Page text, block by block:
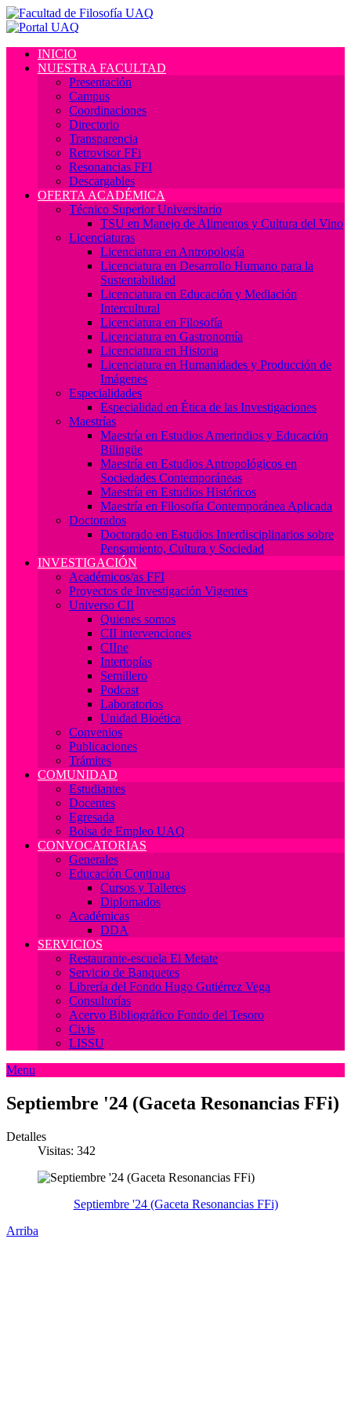
INICIO
NUESTRA FACULTAD
Presentación
Campus
Coordinaciones
Directorio
Transparencia
Retrovisor FFi
Resonancias FFI
Descargables
OFERTA ACADÉMICA
Técnico Superior Universitario
TSU en Manejo de Alimentos y Cultura del Vino
Licenciaturas
Licenciatura en Antropología
Licenciatura en Desarrollo Humano para la
Sustentabilidad
Licenciatura en Educación y Mediación
Intercultural
Licenciatura en Filosofía
Licenciatura en Gastronomía
Licenciatura en Historia
Licenciatura en Humanidades y Producción de
Imágenes
Especialidades
Especialidad en Ética de las Investigaciones
Maestrías
Maestría en Estudios Amerindios y Educación
Bilingüe
Maestría en Estudios Antropológicos en
Sociedades Contemporáneas
Maestría en Estudios Históricos
Maestría en Filosofía Contemporánea Aplicada
Doctorados
Doctorado en Estudios Interdisciplinarios sobre
Pensamiento, Cultura y Sociedad
INVESTIGACIÓN
Académicos/as FFI
Proyectos de Investigación Vigentes
Universo CII
Quienes somos
CII intervenciones
CIIne
Intertopías
Semillero
Podcast
Laboratorios
Unidad Bioética
Convenios
Publicaciones
Trámites
COMUNIDAD
Estudiantes
Docentes
Egresada
Bolsa de Empleo UAQ
CONVOCATORIAS
Generales
Educación Continua
Cursos y Talleres
Diplomados
Académicas
DDA
SERVICIOS
Restaurante-escuela El Metate
Servicio de Banquetes
Librería del Fondo Hugo Gutiérrez Vega
Consultorías
Acervo Bibliográfico Fondo del Tesoro
Civis
LISSU
Menu
Septiembre '24 (Gaceta Resonancias FFi)
Detalles
Visitas: 342
Septiembre '24 (Gaceta Resonancias FFi)
Arriba